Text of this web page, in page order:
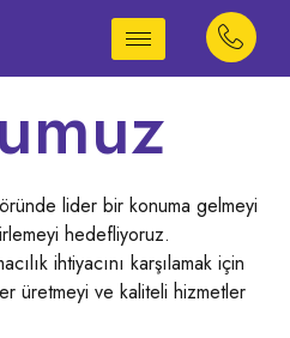
lider bir konuma gelmeyi
hedefliyoruz.
ihtiyacını karşılamak için
üretmeyi ve kaliteli hizmetler